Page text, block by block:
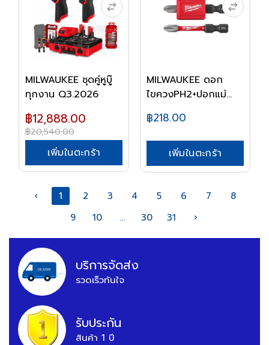
MILWAUKEE ชุดคู่หูบู๊
ทุกงาน Q3.2026
฿12,888.00
฿20,540.00
เพิ่มในตะกร้า
MILWAUKEE ดอก
ไขควงPH2+ปอกแม่
฿218.00
เพิ่มในตะกร้า
‹ 1 2 3 4 5 6 7
8
9
10 ... 30 31 ›
บริการจัดส่ง
รวดเร็วทันใจ
รับประกัน
สินค้า 1 ปี